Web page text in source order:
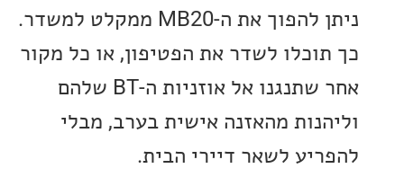
ניתן להפוך את ה-MB20 ממקלט למשדר.
לשדר את הפטיפון, או כל מקור
אחר שתנגנו אל אוזניות ה-BT שלהם
מהאזנה אישית בערב, מבלי
לשאר דיירי הבית.